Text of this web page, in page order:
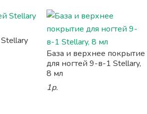
База и верхнее покрытие
для ногтей 9-в-1 Stellary,
8 мл
1р.